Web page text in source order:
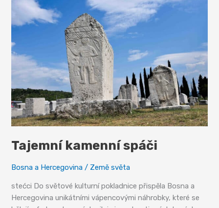
modravém
Tajemní kamenní spáči
Bosna a Hercegovina / Země světa
stećci Do světové kulturní pokladnice přispěla Bosna a
Hercegovina unikátními vápencovými náhrobky, které se